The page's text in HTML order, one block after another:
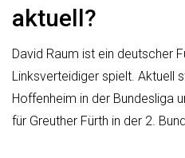
aktuell?
David Raum ist ein deutscher
Linksverteidiger spielt. Aktuell
Hoffenheim in der Bundesliga
für Greuther Fürth in der 2.